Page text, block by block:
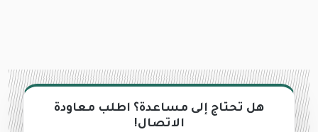
هل تحتاج إلى مساعدة؟ اطلب معاودة
الاتصال!